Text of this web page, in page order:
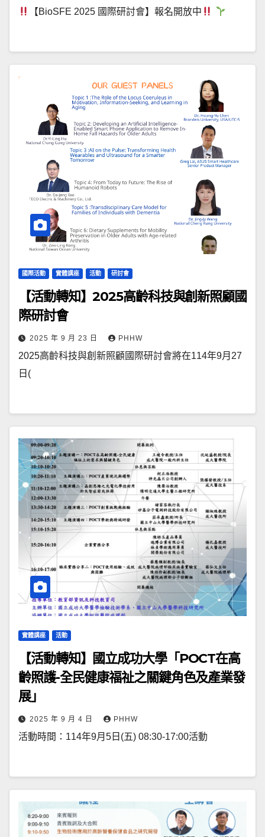
【BioSFE 2025 國際研討會】報名開放中
國際活動 實體講座 活動 研討會
【活動轉知】2025高齡科技與創新照顧國
際研討會
2025 年 9 月 23 日 PHHW
2025高齡科技與創新照顧國際研討會將在114年9月27
日(
實體講座 活動
【活動轉知】國立成功大學「POCT在高
齡照護-全民健康福祉之關鍵角色及產業發
展」
2025 年 9 月 4 日 PHHW
活動時間：114年9月5日(五) 08:30-17:00活動